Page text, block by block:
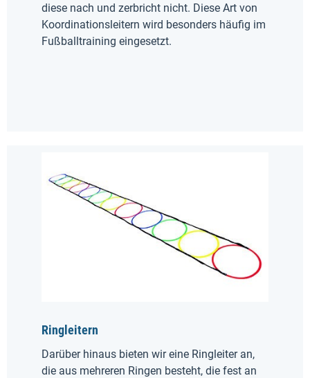
diese nach und zerbricht nicht. Diese Art von
Koordinationsleitern wird besonders häufig im
Fußballtraining eingesetzt.
Ringleitern
Darüber hinaus bieten wir eine Ringleiter an,
die aus mehreren Ringen besteht, die fest an